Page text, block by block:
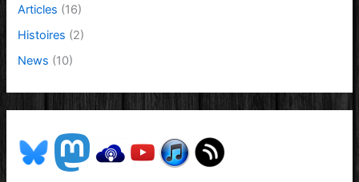
Articles (16)
Histoires (2)
News (10)